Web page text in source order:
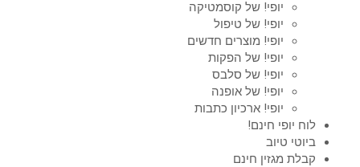
יופי! של קוסמטיקה
יופי! של טיפול
יופי! מוצרים חדשים
יופי! של הפקות
יופי! של סלבס
יופי! של אופנה
יופי! ארכיון כתבות
לוח יופי חינם!
ביוטי טיוב
קבלת מגזין חינם